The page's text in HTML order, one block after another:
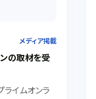
メディア掲載
の取材を受
イムオンラ